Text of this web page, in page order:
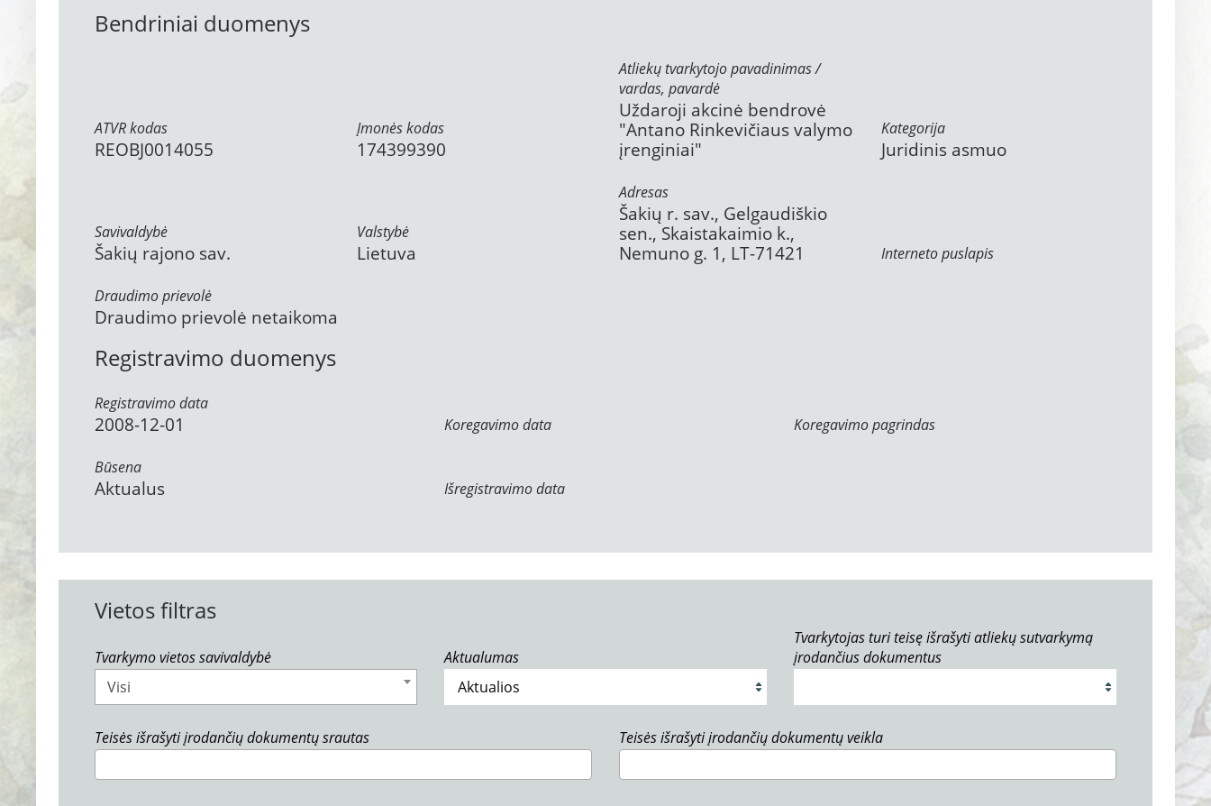
Bendriniai duomenys
ATVR kodas
REOBJ0014055
Įmonės kodas
174399390
Atliekų tvarkytojo pavadinimas /
vardas, pavardė
Uždaroji akcinė bendrovė
"Antano Rinkevičiaus valymo
įrenginiai"
Kategorija
Juridinis asmuo
Savivaldybė
Šakių rajono sav.
Valstybė
Lietuva
Adresas
Šakių r. sav., Gelgaudiškio
sen., Skaistakaimio k.,
Nemuno g. 1, LT-71421
Interneto puslapis
Draudimo prievolė
Draudimo prievolė netaikoma
Registravimo duomenys
Registravimo data
2008-12-01 Koregavimo data Koregavimo pagrindas
Būsena
Aktualus Išregistravimo data
Vietos filtras
Tvarkymo vietos savivaldybė
Visi
Aktualumas
Tvarkytojas turi teisę išrašyti atliekų sutvarkymą
įrodančius dokumentus
Teisės išrašyti įrodančių dokumentų srautas Teisės išrašyti įrodančių dokumentų veikla